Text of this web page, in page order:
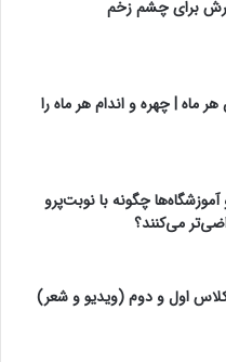
برای چشم زخم
هر ماه | چهره و اندام هر ماه را
چگونه با نوبت‌پرو
می‌کنند؟